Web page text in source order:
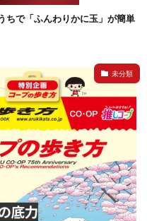
ちで「ふんわりかに玉」が簡単
未分類